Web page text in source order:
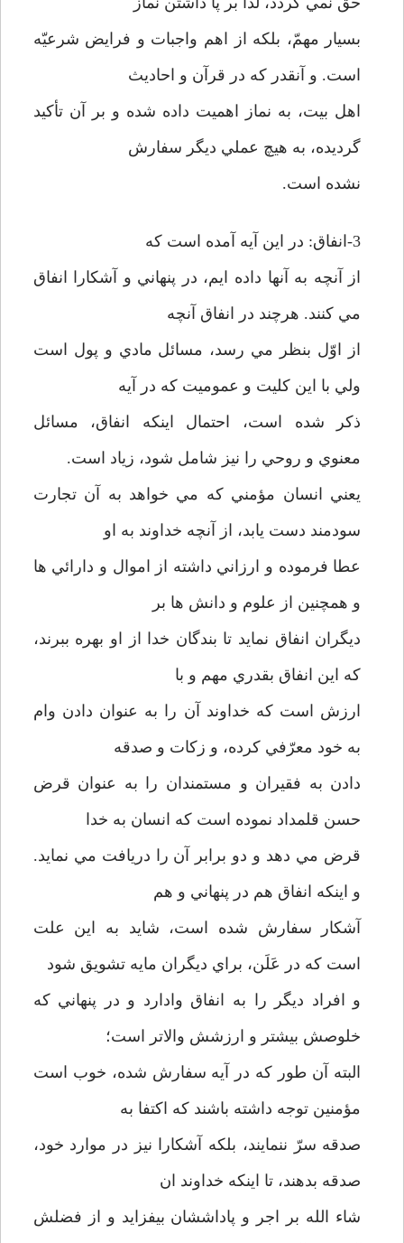
بسيار مهمّ، بلکه از اهم واجبات و فرايض شرعيّه
است. و آنقدر که در قرآن و احاديث
اهل بيت، به نماز اهميت داده شده و بر آن تأکيد
گرديده، به هيچ عملي ديگر سفارش
نشده است.
3-انفاق: در اين آيه آمده است که
از آنچه به آنها داده ايم، در پنهاني و آشکارا انفاق
مي کنند. هرچند در انفاق آنچه
از اوّل بنظر مي رسد، مسائل مادي و پول است
ولي با اين کليت و عموميت که در آيه
ذکر شده است، احتمال اينکه انفاق، مسائل
معنوي و روحي را نيز شامل شود، زياد است.
يعني انسان مؤمني که مي خواهد به آن تجارت
سودمند دست يابد، از آنچه خداوند به او
عطا فرموده و ارزاني داشته از اموال و دارائي ها
و همچنين از علوم و دانش ها بر
ديگران انفاق نمايد تا بندگان خدا از او بهره ببرند،
که اين انفاق بقدري مهم و با
ارزش است که خداوند آن را به عنوان دادن وام
به خود معرّفي کرده، و زکات و صدقه
دادن به فقيران و مستمندان را به عنوان قرض
حسن قلمداد نموده است که انسان به خدا
قرض مي دهد و دو برابر آن را دريافت مي نمايد.
و اينکه انفاق هم در پنهاني و هم
آشکار سفارش شده است، شايد به اين علت
است که در عَلَن، براي ديگران مايه تشويق شود
و افراد ديگر را به انفاق وادارد و در پنهاني که
خلوصش بيشتر و ارزشش والاتر است؛
البته آن طور که در آيه سفارش شده، خوب است
مؤمنين توجه داشته باشند که اکتفا به
صدقه سرّ ننمايند، بلکه آشکارا نيز در موارد خود،
صدقه بدهند، تا اينکه خداوند ان
شاء الله بر اجر و پاداششان بيفزايد و از فضلش